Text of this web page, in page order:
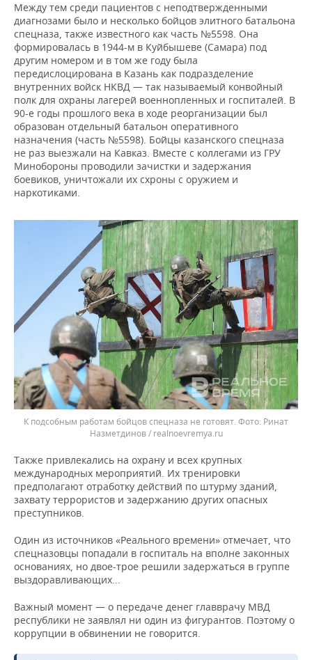
Между тем среди пациентов с неподтвержденными
диагнозами было и несколько бойцов элитного батальона
спецназа, также известного как часть №5598. Она
формировалась в 1944-м в Куйбышеве (Самара) под
другим номером и в том же году была
передислоцирована в Казань как подразделение
внутренних войск НКВД — так называемый конвойный
полк для охраны лагерей военнопленных и госпиталей. В
90-е годы прошлого века в ходе реорганизации был
образован отдельный батальон оперативного
назначения (часть №5598). Бойцы казанского спецназа
не раз выезжали на Кавказ. Вместе с коллегами из ГРУ
Минобороны проводили зачистки и задержания
боевиков, уничтожали их схроны с оружием и
наркотиками.
К подсобным работам бойцов спецназа не готовят.
Ринат
Назметдинов / realnoevremya.ru
Также привлекались на охрану и всех крупных
международных мероприятий. Их тренировки
предполагают отработку действий по штурму зданий,
захвату террористов и задержанию других опасных
преступников.
Один из источников «Реального времени» отмечает, что
спецназовцы попадали в госпиталь на вполне законных
основаниях, но двое-трое решили задержаться в группе
выздоравливающих...
Важный момент — о передаче денег главврачу МВД
республики не заявлял ни один из фигурантов. Поэтому о
коррупции в обвинении не говорится.